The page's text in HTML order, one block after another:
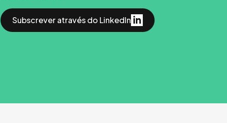
Subscrever através do LinkedIn